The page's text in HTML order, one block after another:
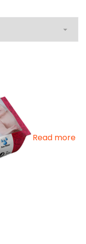
Read more